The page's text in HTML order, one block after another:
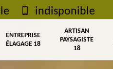
indisponible
ENTREPRISE
ÉLAGAGE 18
ARTISAN
PAYSAGISTE
18